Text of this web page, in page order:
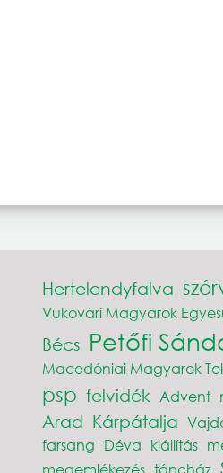
Hertelendyfalva
Vukovári Magyarok
Bécs Petőfi
Macedóniai Magyarok
psp felvidék Advent
Arad Kárpátalja
farsang Déva kiállítás
megemlékezés táncház